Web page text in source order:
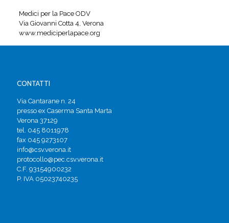
Medici per la Pace ODV
Via Giovanni Cotta 4, Verona
www.mediciperlapace.org
CONTATTI
Via Cantarane n. 24
presso ex Caserma Santa Marta
Verona 37129
tel. 045 8011978
fax 045 9273107
info@csv.verona.it
protocollo@pec.csv.verona.it
C.F. 93154900232
P. IVA 05023740235